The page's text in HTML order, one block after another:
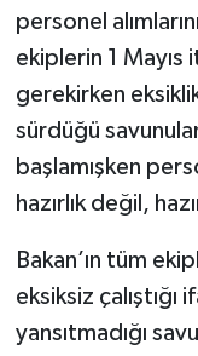
personel
ekiplerin 1 Mayıs
gerekirken
sürdüğü
başlamışken
hazırlık değil,
Bakan’ın tüm
eksiksiz
yansıtmadığı